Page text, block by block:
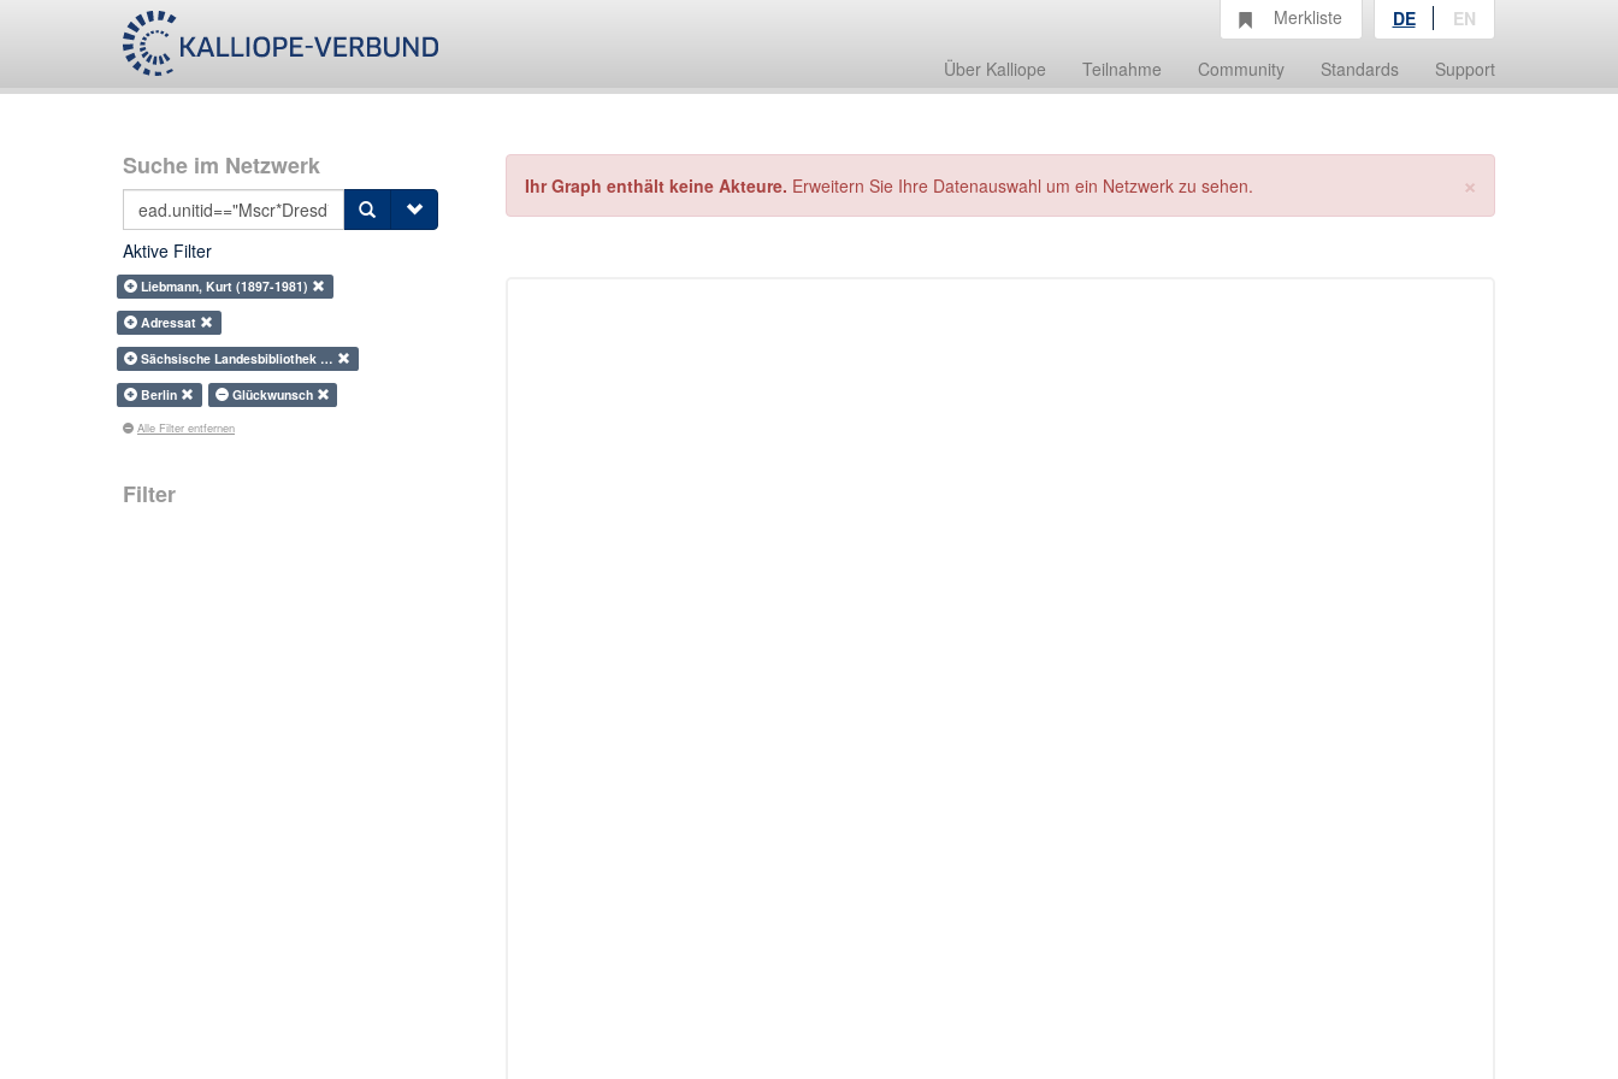
Über Kalliope Teilnahme Community Standards Support
Merkliste DE EN
Suche im Netzwerk
Aktive Filter
Liebmann, Kurt (1897-1981)
Adressat
Sächsische Landesbibliothek …
Berlin
Glückwunsch
Alle Filter entfernen
Filter
×
Ihr Graph enthält keine Akteure. Erweitern Sie Ihre Datenauswahl um ein Netzwerk zu sehen.